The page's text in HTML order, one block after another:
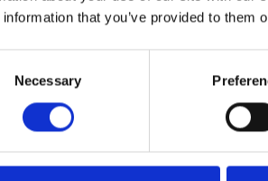
information that you’ve provided to them
Necessary